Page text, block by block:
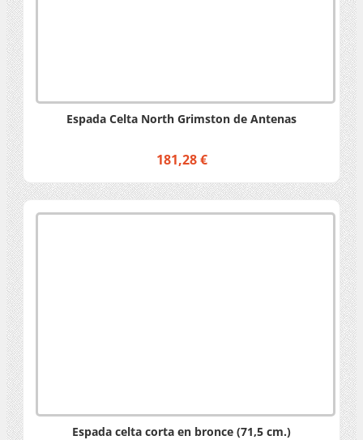
Espada Celta North Grimston de Antenas
181,28 €
Espada celta corta en bronce (71,5 cm.)